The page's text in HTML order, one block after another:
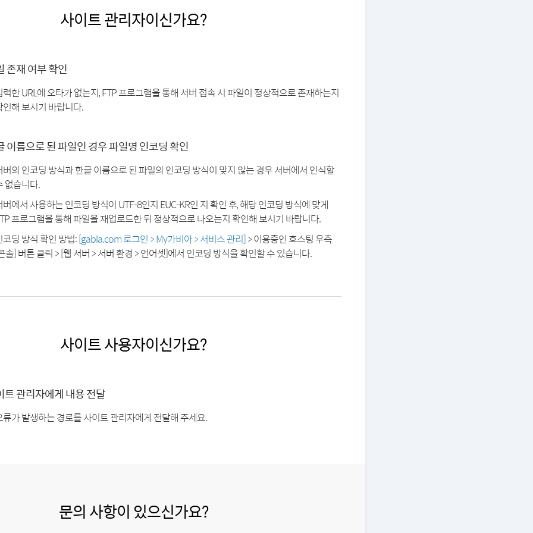
사이트 관리자이신가요?
존재 여부 확인
력한 URL에 오타가 없는지, FTP 프로그램을 통해 서버 접속 시 파일이 정상적으로 존재하는지
인해 보시기 바랍니다.
이름으로 된 파일인 경우 파일명 인코딩 확인
버의 인코딩 방식과 한글 이름으로 된 파일의 인코딩 방식이 맞지 않는 경우 서버에서 인식할
없습니다.
버에서 사용하는 인코딩 방식이 UTF-8인지 EUC-KR인 지 확인 후, 해당 인코딩 방식에 맞게
프로그램을 통해 파일을 재업로드한 뒤 정상적으로 나오는지 확인해 보시기 바랍니다.
코딩 방식 확인 방법:[gabia.com 로그인 > My가비아 > 서비스 관리]> 이용중인 호스팅 우측
솔] 버튼 클릭 > [웹 서버 > 서버 환경 > 언어셋]에서 인코딩 방식을 확인할 수 있습니다.
사이트 사용자이신가요?
트 관리자에게 내용 전달
류가 발생하는 경로를 사이트 관리자에게 전달해 주세요.
문의 사항이 있으신가요?